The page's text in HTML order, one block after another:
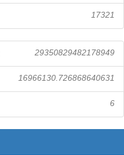
17321
29350829482178949
16966130.726868640631
6